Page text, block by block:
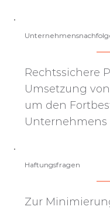
Haftungsfragen
Zur
Rechtssichere
Umsetzung
um den
Unternehmens